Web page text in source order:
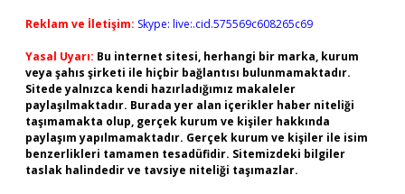
Reklam ve İletişim: Skype: live:.cid.575569c608265c69
Yasal Uyarı: Bu internet sitesi, herhangi bir marka, kurum
veya şahıs şirketi ile hiçbir bağlantısı bulunmamaktadır.
Sitede yalnızca kendi hazırladığımız makaleler
paylaşılmaktadır. Burada yer alan içerikler haber niteliği
taşımamakta olup, gerçek kurum ve kişiler hakkında
paylaşım yapılmamaktadır. Gerçek kurum ve kişiler ile isim
benzerlikleri tamamen tesadüfidir. Sitemizdeki bilgiler
taslak halindedir ve tavsiye niteliği taşımazlar.